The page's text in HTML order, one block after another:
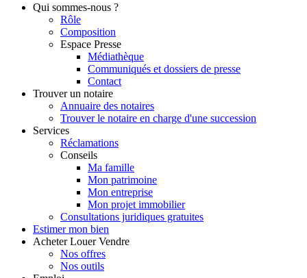
Qui sommes-nous ?
Rôle
Composition
Espace Presse
Médiathèque
Communiqués et dossiers de presse
Contact
Trouver un notaire
Annuaire des notaires
Trouver le notaire en charge d'une succession
Services
Réclamations
Conseils
Ma famille
Mon patrimoine
Mon entreprise
Mon projet immobilier
Consultations juridiques gratuites
Estimer mon bien
Acheter Louer Vendre
Nos offres
Nos outils